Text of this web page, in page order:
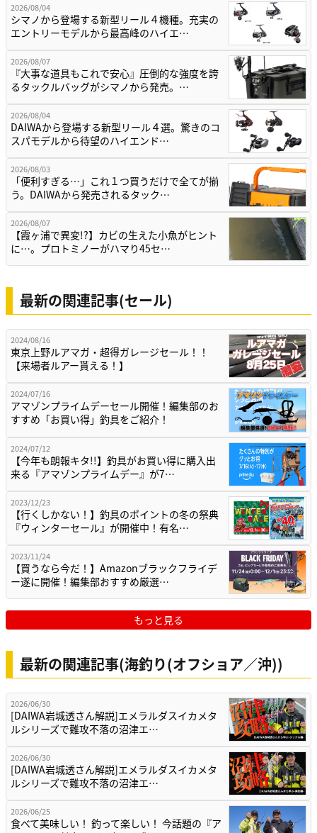
2026/08/04
シマノから登場する新型リール４機種。充実の
エントリーモデルから最高峰のハイエ…
2026/08/07
『大事な道具もこれで安心』圧倒的な強度を誇
るタックルバッグがシマノから発売。…
2026/08/04
DAIWAから登場する新型リール４選。驚きのコ
スパモデルから待望のハイエンド…
2026/08/03
「便利すぎる…」これ１つ買うだけで全てが揃
う。DAIWAから発売されるタック…
2026/08/07
【霞ヶ浦で異変!?】カビの生えた小魚がヒント
に…。プロトミノーがハマり45セ…
最新の関連記事(セール)
2024/08/16
東京上野ルアマガ・超得ガレージセール！！
【来場者ルアー貰える！】
2024/07/16
アマゾンプライムデーセール開催！編集部のお
すすめ「お買い得」釣具をご紹介！
2024/07/12
【今年も朗報キタ!!】釣具がお買い得に購入出
来る『アマゾンプライムデー』が7…
2023/12/23
【行くしかない！】釣具のポイントの冬の祭典
『ウィンターセール』が開催中！有名…
2023/11/24
【買うなら今だ！】Amazonブラックフライデ
ー遂に開催！編集部おすすめ厳選…
もっと見る
最新の関連記事(海釣り(オフショア／沖))
2026/06/30
[DAIWA岩城透さん解説]エメラルダスイカメタ
ルシリーズで難攻不落の沼津エ…
2026/06/30
[DAIWA岩城透さん解説]エメラルダスイカメタ
ルシリーズで難攻不落の沼津エ…
2026/06/25
食べて美味しい！ 釣って楽しい！ 今話題の『ア